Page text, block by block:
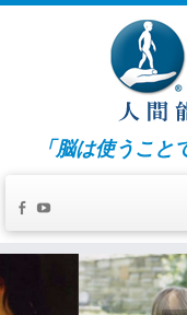
「脳は使うこ